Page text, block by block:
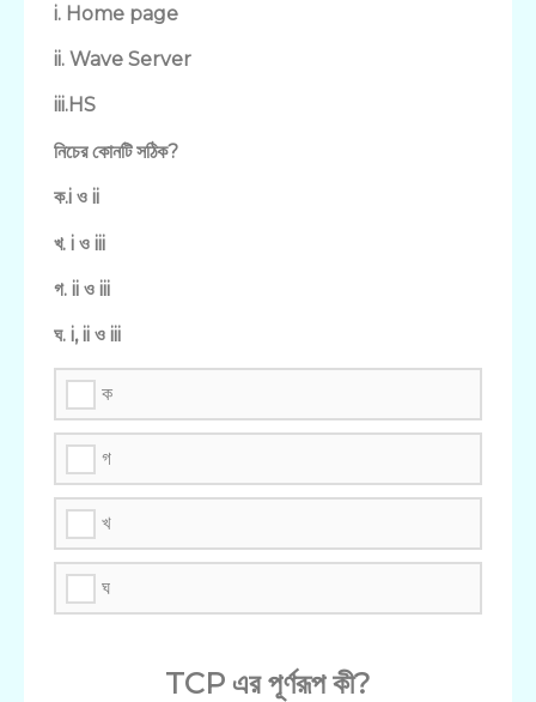
i. Home page
ii. Wave Server
iii.HS
নিচের কোনটি সঠিক?
ক.i ও ii
খ. i ও iii
গ. ii ও iii
ঘ. i, ii ও iii
ক
গ
খ
ঘ
TCP এর পূর্ণরূপ কী?